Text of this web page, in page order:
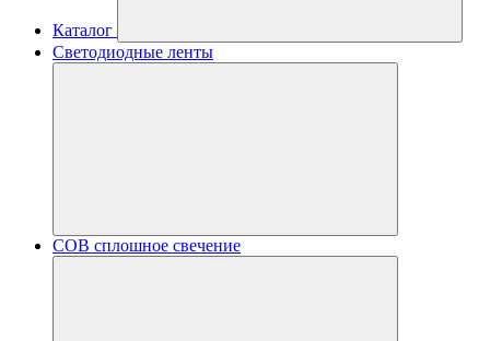
Каталог
Светодиодные ленты
COB сплошное свечение